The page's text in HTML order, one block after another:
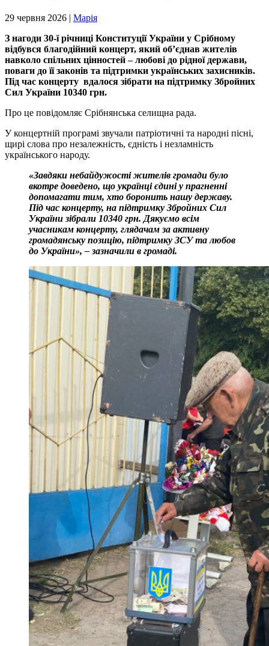
29 червня 2026 | Марія
З нагоди 30-ї річниці Конституції України у Срібному
відбувся благодійний концерт, який об’єднав жителів
навколо спільних цінностей – любові до рідної держави,
поваги до її законів та підтримки українських захисників.
Під час концерту вдалося зібрати на підтримку Збройних
Сил України 10340 грн.
Про це повідомляє Срібнянська селищна рада.
У концертній програмі звучали патріотичні та народні пісні,
щирі слова про незалежність, єдність і незламність
українського народу.
«Завдяки небайдужості жителів громади було
вкотре доведено, що українці єдині у прагненні
допомагати тим, хто боронить нашу державу.
Під час концерту, на підтримку Збройних Сил
України зібрали 10340 грн. Дякуємо всім
учасникам концерту, глядачам за активну
громадянську позицію, підтримку ЗСУ та любов
до України», – зазначили в громаді.